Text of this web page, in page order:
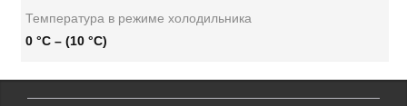
Температура в режиме холодильника
0 °С – (10 °С)